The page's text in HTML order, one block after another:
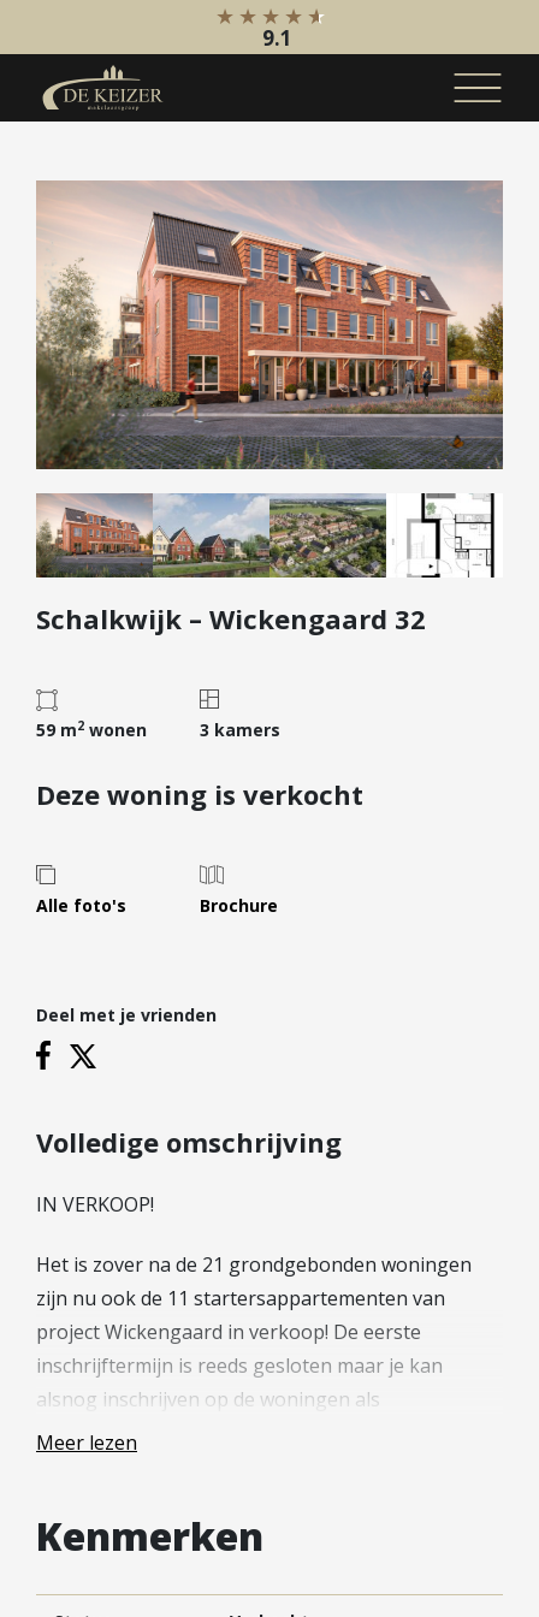
Koopaanbod
Bestaande bouw
Internationaal
Nieuwbouw
Bedrijfsaanbod
Huuraanbod
Bestaande bouw
Internationaal
Nieuwbouw
Bedrijfsaanbod
Diensten
Kopen
Huren
Verhuren
Verzekeren
Projectontwikkelaars
Hypotheekadvies
Hypotheek oversluiten
Starterslening
Banken
Reviews
Contact
Leer ons kennen
Over Ons
FAQ
9.1
Schalkwijk – Wickengaard 32
59 m2 wonen 3 kamers
Deze woning is verkocht
Alle foto's Brochure
Deel met je vrienden
Volledige omschrijving
IN VERKOOP!
Het is zover na de 21 grondgebonden woningen
zijn nu ook de 11 startersappartementen van
project Wickengaard in verkoop! De eerste
inschrijftermijn is reeds gesloten maar je kan
alsnog inschrijven op de woningen als
(reserve)kandidaat.
Midden in het dorp Schalkwijk, in de oude
perenboomgaard, komen de nieuwe woningen van
Meer lezen
Kenmerken